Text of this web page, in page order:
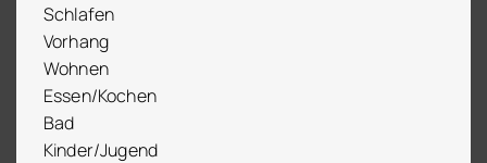
Schlafen
Vorhang
Wohnen
Essen/Kochen
Bad
Kinder/Jugend